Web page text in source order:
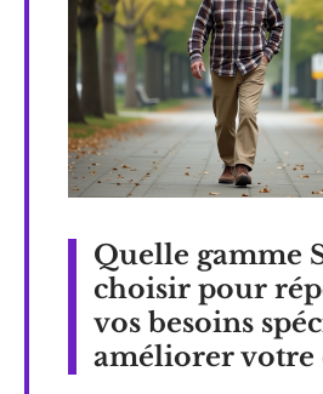
Quelle gamme
choisir pour
vos besoins
améliorer